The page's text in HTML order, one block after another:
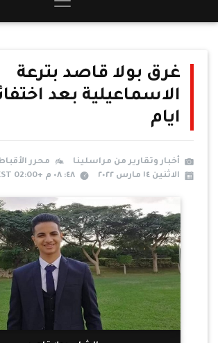
غرق بولا قاصد بترعة
ايام
أخبار وتقارير من مراسلينا
محرر
الاثنين ١٤ مارس ٢٠٢٢
٤٨: ٠٨ م +02:00 CEST